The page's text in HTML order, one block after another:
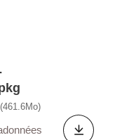
(461.6Mo)